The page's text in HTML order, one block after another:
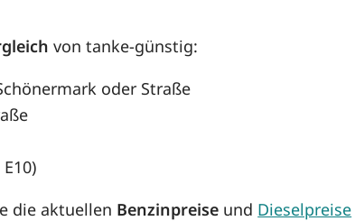
von tanke-günstig:
oder Straße
die aktuellen Benzinpreise und Dieselpreise